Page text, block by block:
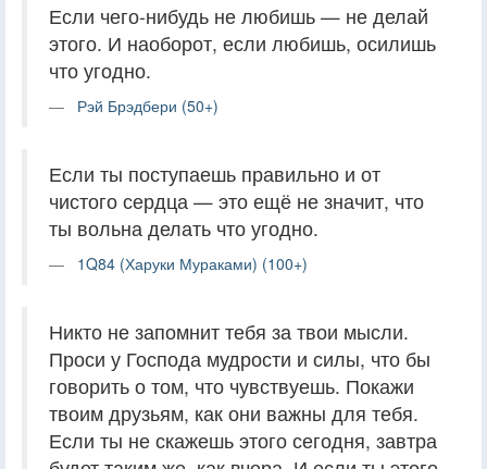
Если чего-нибудь не любишь — не делай
этого. И наоборот, если любишь, осилишь
что угодно.
Рэй Брэдбери (50+)
Если ты поступаешь правильно и от
чистого сердца — это ещё не значит, что
ты вольна делать что угодно.
1Q84 (Харуки Мураками) (100+)
Никто не запомнит тебя за твои мысли.
Проси у Господа мудрости и силы, что бы
говорить о том, что чувствуешь. Покажи
твоим друзьям, как они важны для тебя.
Если ты не скажешь этого сегодня, завтра